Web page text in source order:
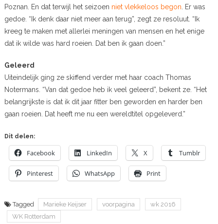
Poznan. En dat terwijl het seizoen niet vlekkeloos begon . Er was
gedoe. “Ik denk daar niet meer aan terug”, zegt ze resoluut. “Ik
kreeg te maken met allerlei meningen van mensen en het enige
dat ik wilde was hard roeien. Dat ben ik gaan doen.”
Geleerd
Uiteindelijk ging ze skiffend verder met haar coach Thomas
Notermans. “Van dat gedoe heb ik veel geleerd”, bekent ze. “Het
belangrijkste is dat ik dit jaar fitter ben geworden en harder ben
gaan roeien. Dat heeft me nu een wereldtitel opgeleverd.”
Dit delen:
Facebook LinkedIn X Tumblr
Pinterest WhatsApp Print
Tagged Marieke Keijser voorpagina
wk 2016
WK Rotterdam